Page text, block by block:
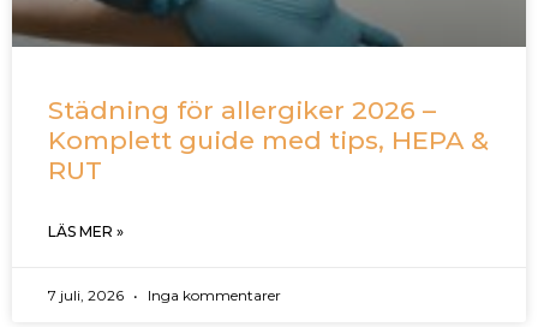
Städning för allergiker 2026 –
Komplett guide med tips, HEPA &
RUT
LÄS MER »
7 juli, 2026 Inga kommentarer